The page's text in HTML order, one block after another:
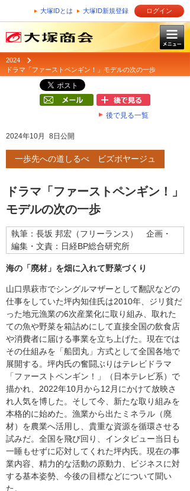
大塚IDとは 大塚ID新規登録 ログイン
2024
ドラマ「ファーストペンギン！」モデルの次の一歩
後で見る一覧
2024年10月 8日公開
一歩先への道しるべ ビズボヤージュ
ドラマ「ファーストペンギン！」
モデルの次の一歩
執筆：長坂 邦宏（フリーランス） 企画・
編集・文責：日経BP総合研究所
海の「廃材」を畑に入れて野菜づくり
山口県萩市でシングルマザーとして翻訳などの
仕事をしていた坪内知佳氏は2010年、ジリ貧だ
った地元漁業の6次産業化に取り組み、取れた
ての魚や野菜を箱詰めにして直接全国の飲食店
や消費者に届ける事業を立ち上げた。現在では
その仕組みを「船団丸」方式として全国各地で
展開する。坪内氏の奮闘ぶりはテレビドラマ
「ファーストペンギン！」（日本テレビ系）で
描かれ、2022年10月から12月にかけて放映さ
れ人気を博した。そして今、新たな取り組みを
本格的に始めた。漁業から出たミネラル（廃
材）を農業へ活用し、貴重な資源を循環させる
試みだ。全国を飛び回り、インタビュー当日も
一睡もせずに応対してくれた坪内氏。現在の事
業内容、精力的な活動の原動力、ビジネスに対
する基本姿勢、今後の目標などについて聞い
た。